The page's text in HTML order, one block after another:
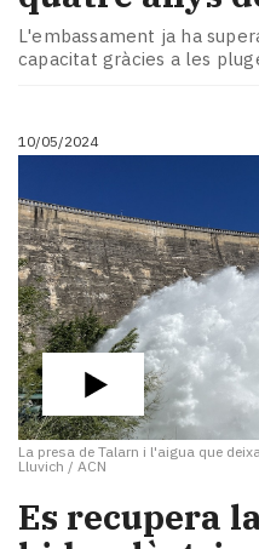
L'embassament ja ha
capacitat gràcies a les
10/05/2024
La presa de Talarn i l'aigua que
Lluvich / ACN
Es recupera